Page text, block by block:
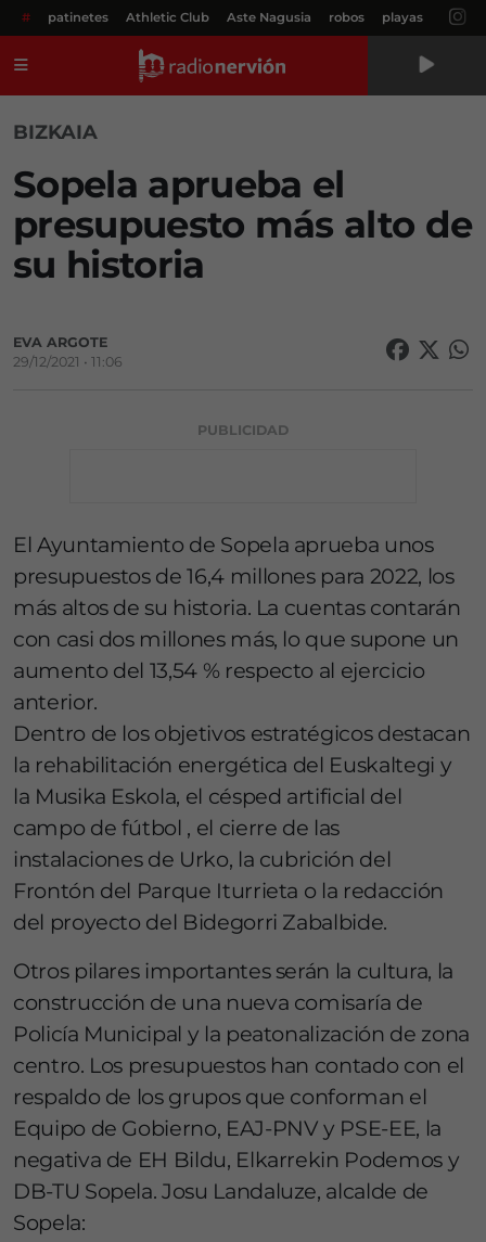
# patinetes Athletic Club Aste Nagusia robos playas
BIZKAIA
Sopela aprueba el
presupuesto más alto de
su historia
EVA ARGOTE
29/12/2021 • 11:06
PUBLICIDAD
El Ayuntamiento de Sopela aprueba unos
presupuestos de 16,4 millones para 2022, los
más altos de su historia. La cuentas contarán
con casi dos millones más, lo que supone un
aumento del 13,54 % respecto al ejercicio
anterior.
Dentro de los objetivos estratégicos destacan
la rehabilitación energética del Euskaltegi y
la Musika Eskola, el césped artificial del
campo de fútbol , el cierre de las
instalaciones de Urko, la cubrición del
Frontón del Parque Iturrieta o la redacción
del proyecto del Bidegorri Zabalbide.
Otros pilares importantes serán la cultura, la
construcción de una nueva comisaría de
Policía Municipal y la peatonalización de zona
centro. Los presupuestos han contado con el
respaldo de los grupos que conforman el
Equipo de Gobierno, EAJ-PNV y PSE-EE, la
negativa de EH Bildu, Elkarrekin Podemos y
DB-TU Sopela. Josu Landaluze, alcalde de
Sopela: